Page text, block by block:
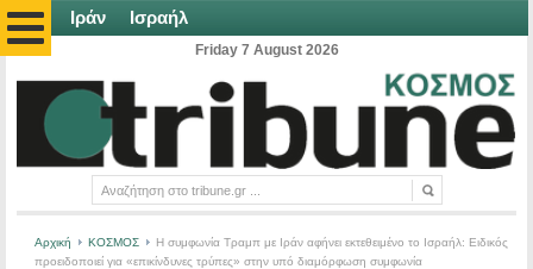
Ιράν Ισραήλ
Friday 7 August 2026
Αρχική ΚΟΣΜΟΣ
Η συμφωνία Τραμπ με Ιράν αφήνει εκτεθειμένο το Ισραήλ: Ειδικός
προειδοποιεί για «επικίνδυνες τρύπες» στην υπό διαμόρφωση συμφωνία